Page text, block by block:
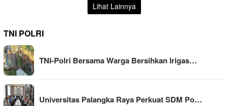
Lihat Lainnya
TNI POLRI
TNI-Polri Bersama Warga Bersihkan Irigas…
Universitas Palangka Raya Perkuat SDM Po…